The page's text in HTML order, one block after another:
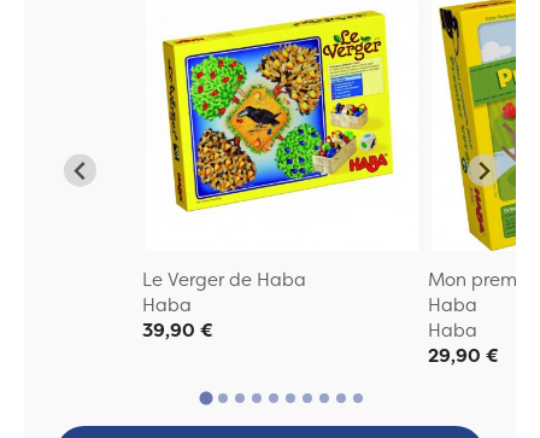
Le Verger de Haba
Haba
39,90 €
Mon
Haba
Haba
29,90 €